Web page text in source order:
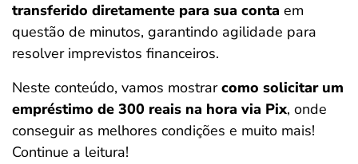
transferido diretamente para sua conta em
questão de minutos, garantindo agilidade para
resolver imprevistos financeiros.
Neste conteúdo, vamos mostrarcomo solicitar um
empréstimo de 300 reais na hora via Pix, onde
conseguir as melhores condições e muito mais!
Continue a leitura!